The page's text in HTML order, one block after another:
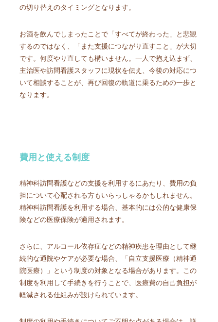
の切り替えのタイミングとなります。
お酒を飲んでしまったことで「すべてが終わった」と悲観
するのではなく、「また支援につながり直すこと」が大切
です。何度やり直しても構いません。一人で抱え込まず、
主治医や訪問看護スタッフに現状を伝え、今後の対応につ
いて相談することが、再び回復の軌道に乗るための一歩と
なります。
費用と使える制度
精神科訪問看護などの支援を利用するにあたり、費用の負
担について心配される方もいらっしゃるかもしれません。
精神科訪問看護を利用する場合、基本的には公的な健康保
険などの医療保険が適用されます。
さらに、アルコール依存症などの精神疾患を理由として継
続的な通院やケアが必要な場合、「自立支援医療（精神通
院医療）」という制度の対象となる場合があります。この
制度を利用して手続きを行うことで、医療費の自己負担が
軽減される仕組みが設けられています。